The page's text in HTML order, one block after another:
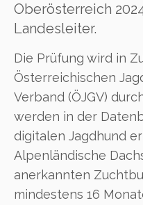
Oberösterreich
Landesleiter.
Die Prüfung wird in
Österreichischen
Verband (ÖJGV)
werden in der
digitalen Jagdhund
Alpenländische
anerkannten
mindestens 16